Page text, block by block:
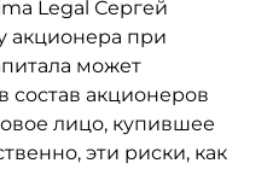
Legal Сергей
акционера при
может
состав акционеров
лицо, купившее
эти риски, как